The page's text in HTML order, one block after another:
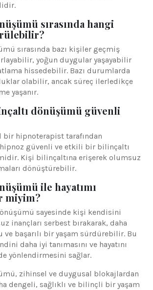
sırasında hangi
sırasında bazı kişiler geçmiş
yoğun duygular yaşayabilir
hissedebilir. Bazı durumlarda
olabilir, ancak süreç ilerledikçe
yaşanır.
dönüşümü güvenli
bir hipnoterapist tarafından
hipnoz güvenli ve etkili bir bilinçaltı
Kişi bilinçaltına erişerek olumsuz
dönüştürebilir.
ile hayatımı
miyim?
sayesinde kişi kendisini
inançları serbest bırakarak, daha
başarılı bir yaşam sürdürebilir. Bu
daha iyi tanımasını ve hayatını
yönlendirmesini sağlar.
zihinsel ve duygusal blokajlardan
dengeli, sağlıklı ve bilinçli bir yaşam